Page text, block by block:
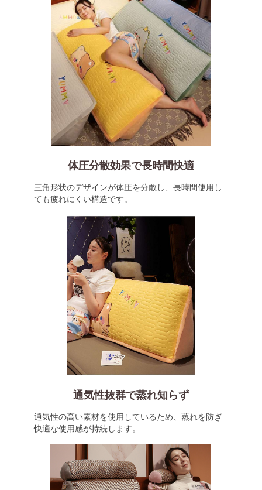
体圧分散効果で長時間快適
三角形状のデザインが体圧を分散し、長時間使用し
ても疲れにくい構造です。
通気性抜群で蒸れ知らず
通気性の高い素材を使用しているため、蒸れを防ぎ
快適な使用感が持続します。